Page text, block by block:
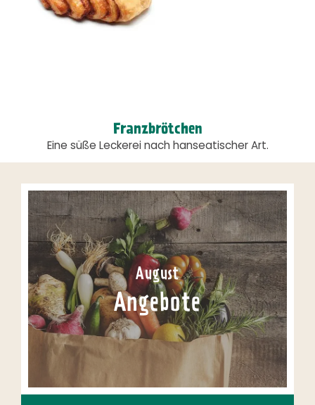
Franzbrötchen
Eine süße Leckerei nach hanseatischer Art.
August
Angebote